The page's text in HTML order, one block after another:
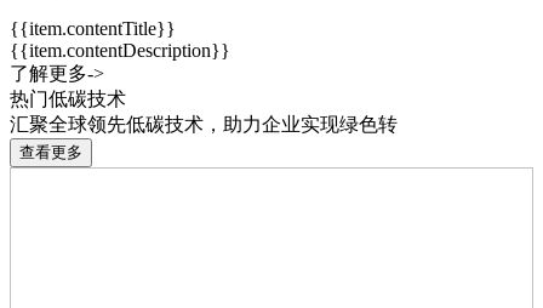
{{item.contentTitle}}
{{item.contentDescription}}
了解更多->
热门低碳技术
汇聚全球领先低碳技术，助力企业实现绿色转
查看更多